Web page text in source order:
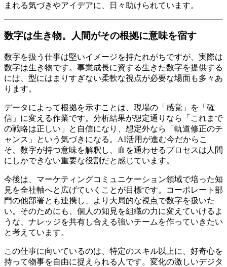
まれる気づきやアイデアに、日々助けられています。
数字は生き物。人間がその根拠に意味を宿す
数字を扱う仕事は堅いイメージを持たれがちですが、実際は
数字は生き物です。事業成長に資する生きた数字を提供する
には、型にはまりすぎない柔軟な視点が必要な場面も多々あ
ります。
データによって根拠を示すことは、現場の「感覚」を「確
信」に変える作業です。分析結果が想定通りなら「これまで
の戦略は正しい」と自信になり、想定外なら「軌道修正のチ
ャンス」という気づきになる。AI活用が進む今だからこ
そ、数字が持つ意味を解釈し、血を通わせるプロセスは人間
にしかできない重要な役割だと感じています。
今後は、マーケティングコミュニケーション領域で培った知
見を全社軸へと広げていくことが目標です。コーポレート部
門の他部署とも連携し、より大局的な視点で数字を扱いた
い。そのためにも、個人の知見を組織の力に変えていけるよ
うな、ナレッジを共有し合える強いチームを作っていきたい
と考えています。
この仕事に向いているのは、特定のスキル以上に、好奇心を
持って物事を自由に捉えられる人です。変化の激しいデジタ